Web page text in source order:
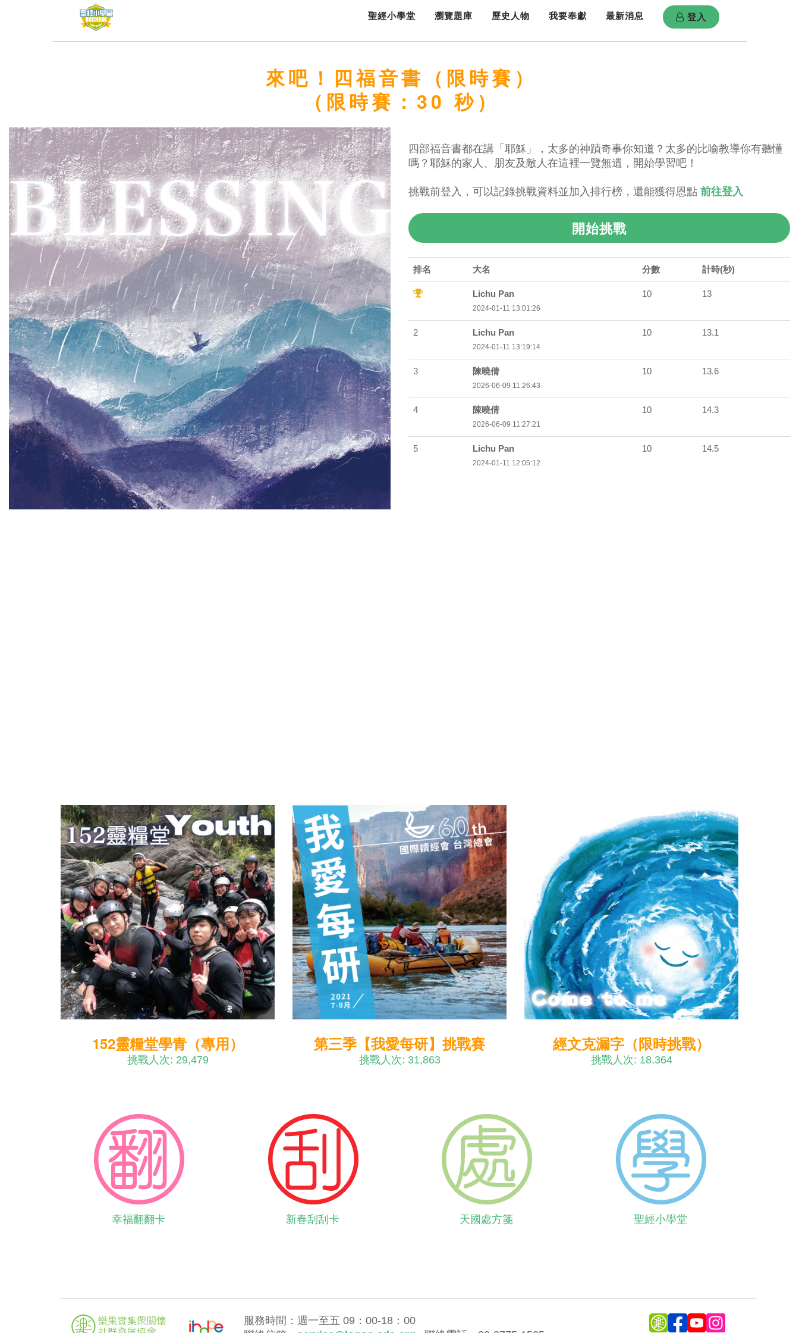
聖經小學堂 瀏覽題庫 歷史人物 我要奉獻 最新消息 登入
來吧！四福音書（限時賽）
（限時賽：30 秒）
四部福音書都在講「耶穌」，太多的神蹟奇事你知道？太多的比喻教導你有聽懂
嗎？耶穌的家人、朋友及敵人在這裡一覽無遺，開始學習吧！
挑戰前登入，可以記錄挑戰資料並加入排行榜，還能獲得恩點 前往登入
開始挑戰
排名 大名 分數 計時(秒)
Lichu Pan
2024-01-11 13:01:26
10 13
2 Lichu Pan
2024-01-11 13:19:14
10 13.1
3 陳曉倩
2026-06-09 11:26:43
10 13.6
4 陳曉倩
2026-06-09 11:27:21
10 14.3
5 Lichu Pan
2024-01-11 12:05:12
10 14.5
152靈糧堂學青（專用）
挑戰人次: 29,479
第三季【我愛每研】挑戰賽
挑戰人次: 31,863
經文克漏字（限時挑戰）
挑戰人次: 18,364
幸福翻翻卡 新春刮刮卡 天國處方箋 聖經小學堂
服務時間：週一至五 09：00-18：00